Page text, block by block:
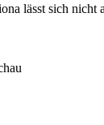
lässt sich